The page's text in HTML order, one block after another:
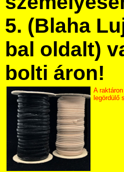
5. (Blaha
bal oldalt)
bolti áron!
A
legördülő